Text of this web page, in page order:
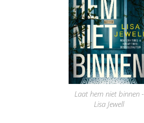
Laat hem niet binnen -
Lisa Jewell